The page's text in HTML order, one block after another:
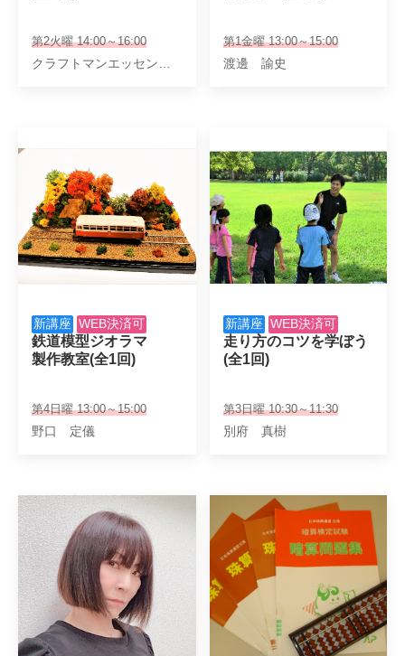
第2火曜 14:00～16:00 第1金曜 13:00～15:00
渡邊 諭史
新講座 WEB決済可
鉄道模型ジオラマ
製作教室(全1回)
第4日曜 13:00～15:00
野口 定儀
新講座 WEB決済可
走り方のコツを学ぼう
(全1回)
第3日曜 10:30～11:30
別府 真樹